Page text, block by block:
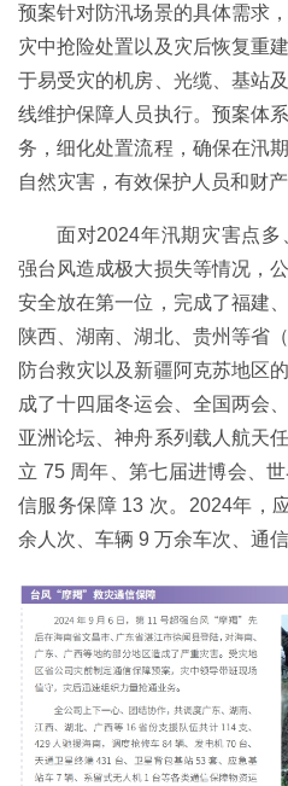
预案针对防汛场景的具体需求
灾中抢险处置以及灾后恢复重
于易受灾的机房、光缆、基站
线维护保障人员执行。预案体
务，细化处置流程，确保在汛
自然灾害，有效保护人员和财产
面对2024年汛期灾害点
强台风造成极大损失等情况，
安全放在第一位，完成了福建
陕西、湖南、湖北、贵州等省
防台救灾以及新疆阿克苏地区
成了十四届冬运会、全国两会
亚洲论坛、神舟系列载人航天
立 75 周年、第七届进博会、
信服务保障 13 次。2024年，
余人次、车辆 9 万余车次、通